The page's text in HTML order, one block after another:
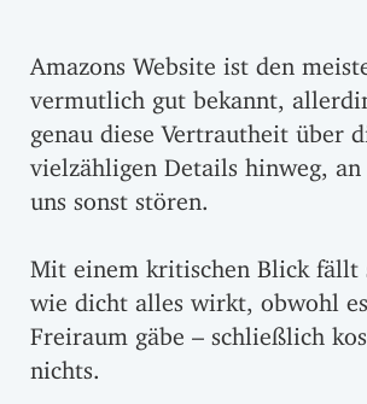
Amazons Website ist den
vermutlich gut bekannt,
genau diese Vertrautheit über
vielzähligen Details hinweg,
uns sonst stören.
Mit einem kritischen Blick fällt
wie dicht alles wirkt, obwohl
Freiraum gäbe – schließlich
nichts.